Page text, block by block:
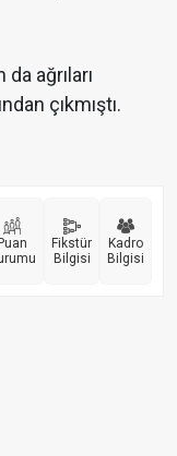
ağrıları
çıkmıştı.
Puan
Fikstür
Bilgisi
Kadro
Bilgisi